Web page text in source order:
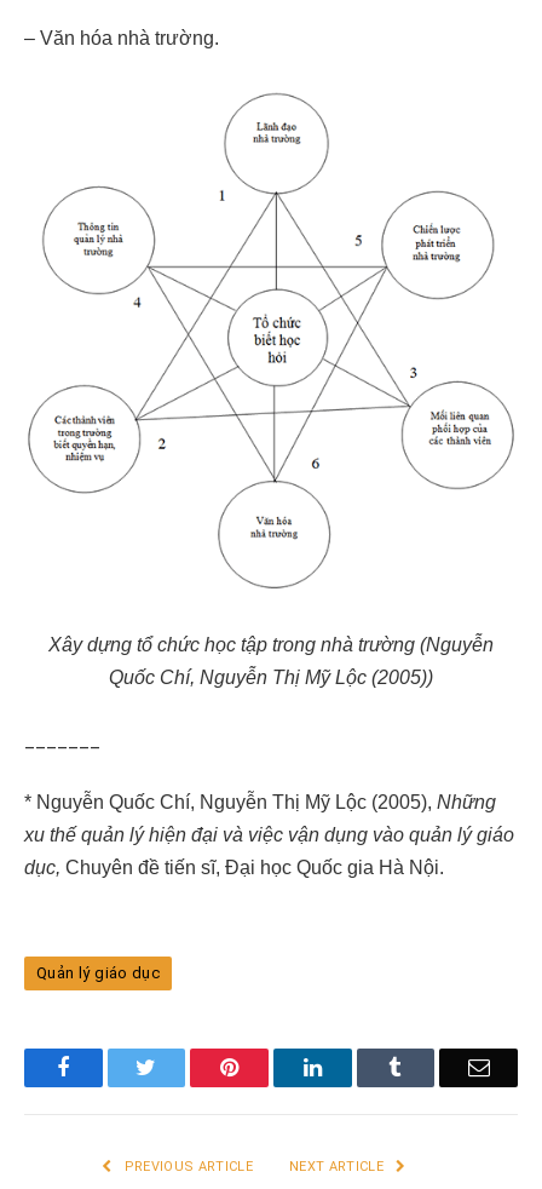
– Văn hóa nhà trường.
Xây dựng tổ chức học tập trong nhà trường (Nguyễn
Quốc Chí, Nguyễn Thị Mỹ Lộc (2005))
* Nguyễn Quốc Chí, Nguyễn Thị Mỹ Lộc (2005), Những
xu thế quản lý hiện đại và việc vận dụng vào quản lý giáo
dục, Chuyên đề tiến sĩ, Đại học Quốc gia Hà Nội.
Quản lý giáo dục
Facebook Pinterest LinkedIn Email
PREVIOUS ARTICLE NEXT ARTICLE